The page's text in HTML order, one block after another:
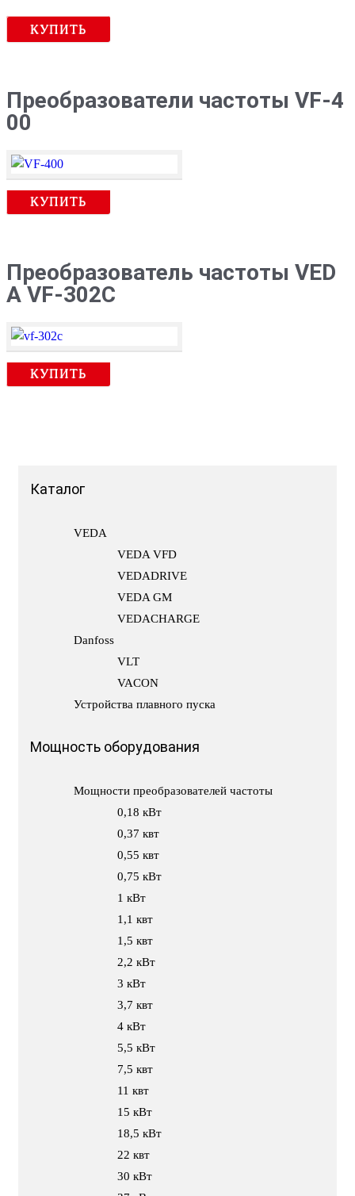
КУПИТЬ
Преобразователи частоты VF-4
00
КУПИТЬ
Преобразователь частоты VED
A VF-302C
КУПИТЬ
Каталог
VEDA
VEDA VFD
VEDADRIVE
VEDA GM
VEDACHARGE
Danfoss
VLT
VACON
Устройства плавного пуска
Мощность оборудования
Мощности преобразователей частоты
0,18 кВт
0,37 квт
0,55 квт
0,75 кВт
1 кВт
1,1 квт
1,5 квт
2,2 кВт
3 кВт
3,7 квт
4 кВт
5,5 кВт
7,5 квт
11 квт
15 кВт
18,5 кВт
22 квт
30 кВт